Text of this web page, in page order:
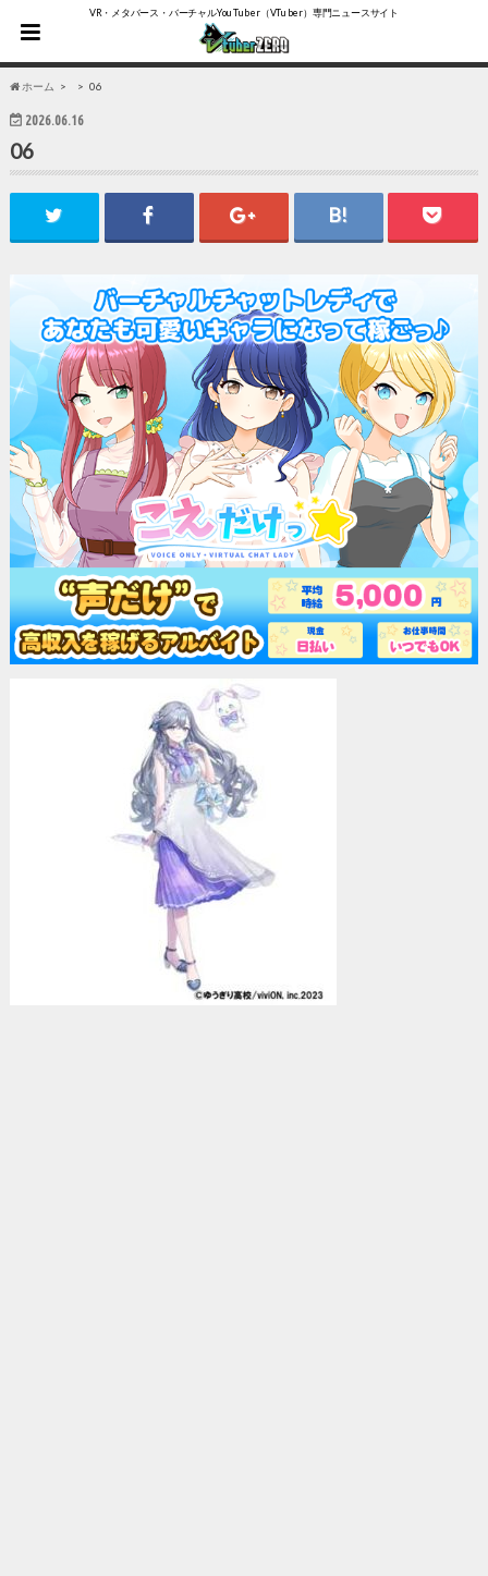
VR・メタバース・バーチャルYouTuber（VTuber）専門ニュースサイト
ホーム 06
2026.06.16
06